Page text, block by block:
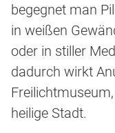
begegnet man
in weißen
oder in stiller
dadurch wirkt
heilige Stadt.